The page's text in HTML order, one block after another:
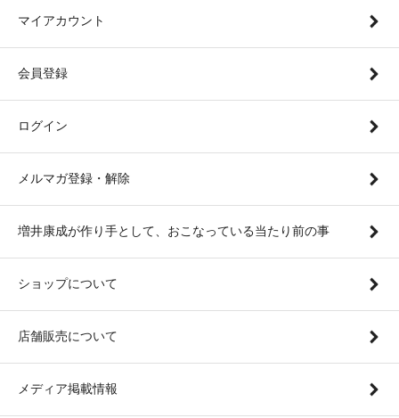
マイアカウント
会員登録
ログイン
メルマガ登録・解除
増井康成が作り手として、おこなっている当たり前の事
ショップについて
店舗販売について
メディア掲載情報